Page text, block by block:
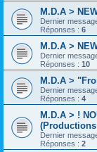
M.D.A >
Dernier
Réponses : 6
M.D.A >
Dernier
Réponses : 10
M.D.A >
Dernier
Réponses : 4
M.D.A > !
Dernier
Réponses : 2